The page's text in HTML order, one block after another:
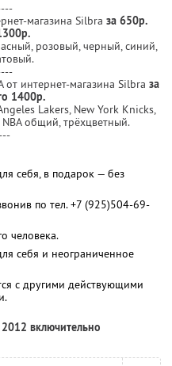
магазина Silbra за 650р.
розовый, черный, синий,
от интернет-магазина Silbra за
1400р.
Lakers, New York Knicks,
общий, трёхцветный.
себя, в подарок — без
по тел. +7 (925)504-69-
человека.
себя и неограниченное
с другими действующими
включительно